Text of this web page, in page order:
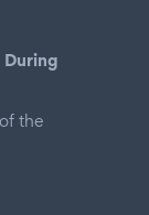
the